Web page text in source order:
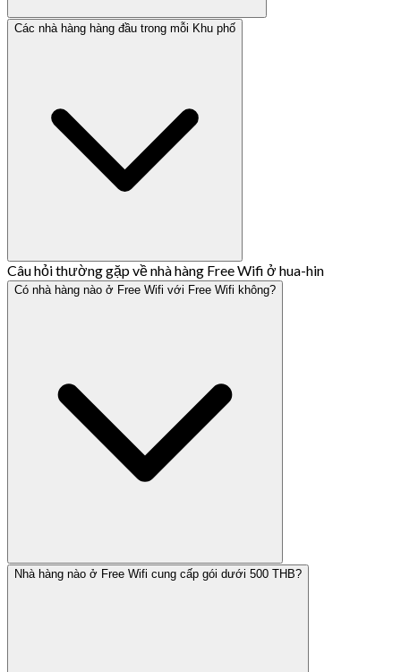
Các nhà hàng hàng đầu trong mỗi Khu phố
Câu hỏi thường gặp về nhà hàng Free Wifi ở hua-hin
Có nhà hàng nào ở Free Wifi với Free Wifi không?
Nhà hàng nào ở Free Wifi cung cấp gói dưới 500 THB?